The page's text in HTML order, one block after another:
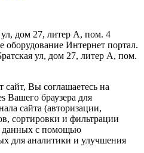
ул, дом 27, литер А, пом. 4
Интернет портал.
ул, дом 27, литер А, пом.
сайт, Вы соглашаетесь на
Вашего браузера для
сайта (авторизации,
сортировки и фильтрации
данных с помощью
для аналитики и улучшения